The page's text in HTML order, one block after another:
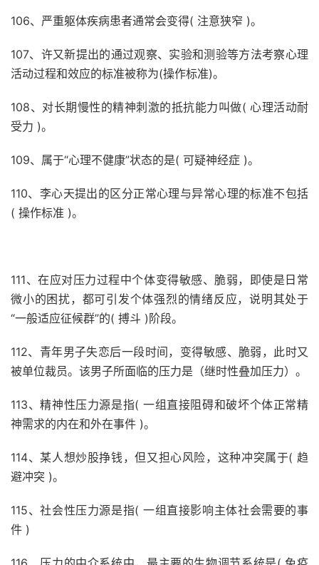
106、严重躯体疾病患者通常会变得( 注意狭窄 )。
107、许又新提出的通过观察、实验和测验等方法考察心理
活动过程和效应的标准被称为(操作标准)。
108、对长期慢性的精神刺激的抵抗能力叫做( 心理活动耐
受力 )。
109、属于“心理不健康”状态的是( 可疑神经症 )。
110、李心天提出的区分正常心理与异常心理的标准不包括
( 操作标准 )。
111、在应对压力过程中个体变得敏感、脆弱，即使是日常
微小的困扰，都可引发个体强烈的情绪反应，说明其处于
“一般适应征候群”的( 搏斗 )阶段。
112、青年男子失恋后一段时间，变得敏感、脆弱，此时又
被单位裁员。该男子所面临的压力是（继时性叠加压力）。
113、精神性压力源是指( 一组直接阻碍和破坏个体正常精
神需求的内在和外在事件 )。
114、某人想炒股挣钱，但又担心风险，这种冲突属于( 趋
避冲突 )。
115、社会性压力源是指( 一组直接影响主体社会需要的事
件 )